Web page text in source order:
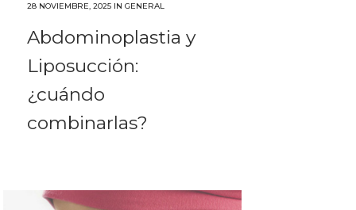
28 NOVIEMBRE, 2025 INGENERAL
Abdominoplastia y
Liposucción:
¿cuándo
combinarlas?